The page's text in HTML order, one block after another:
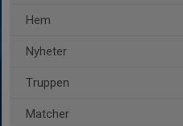
Hem
Nyheter
Truppen
Matcher